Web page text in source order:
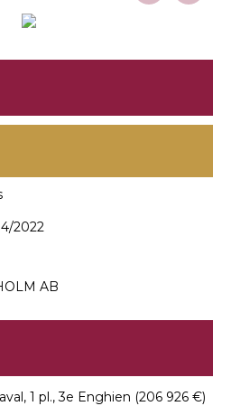
2022
AB
1 pl., 3e Enghien (206 926 €)